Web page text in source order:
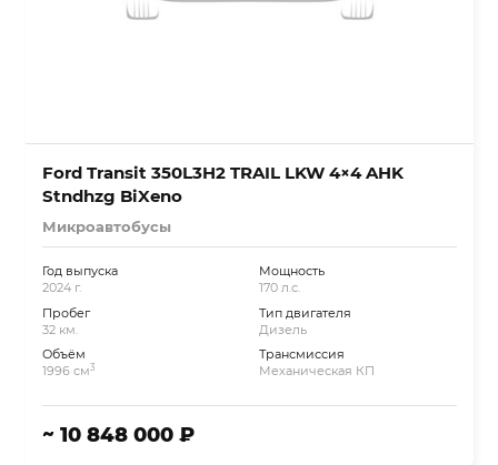
Ford Transit 350L3H2 TRAIL LKW 4×4 AHK
Stndhzg BiXeno
Микроавтобусы
Год выпуска
2024 г.
Пробег
32 км.
Объём
1996 см3
Мощность
170 л.с.
Тип двигателя
Дизель
Трансмиссия
Механическая КП
~ 10 848 000 ₽